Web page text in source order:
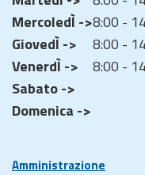
MercoledÌ ->8:00 -
GiovedÌ ->
8:00 -
VenerdÌ ->
8:00 -
Sabato ->
Domenica ->
Amministrazione